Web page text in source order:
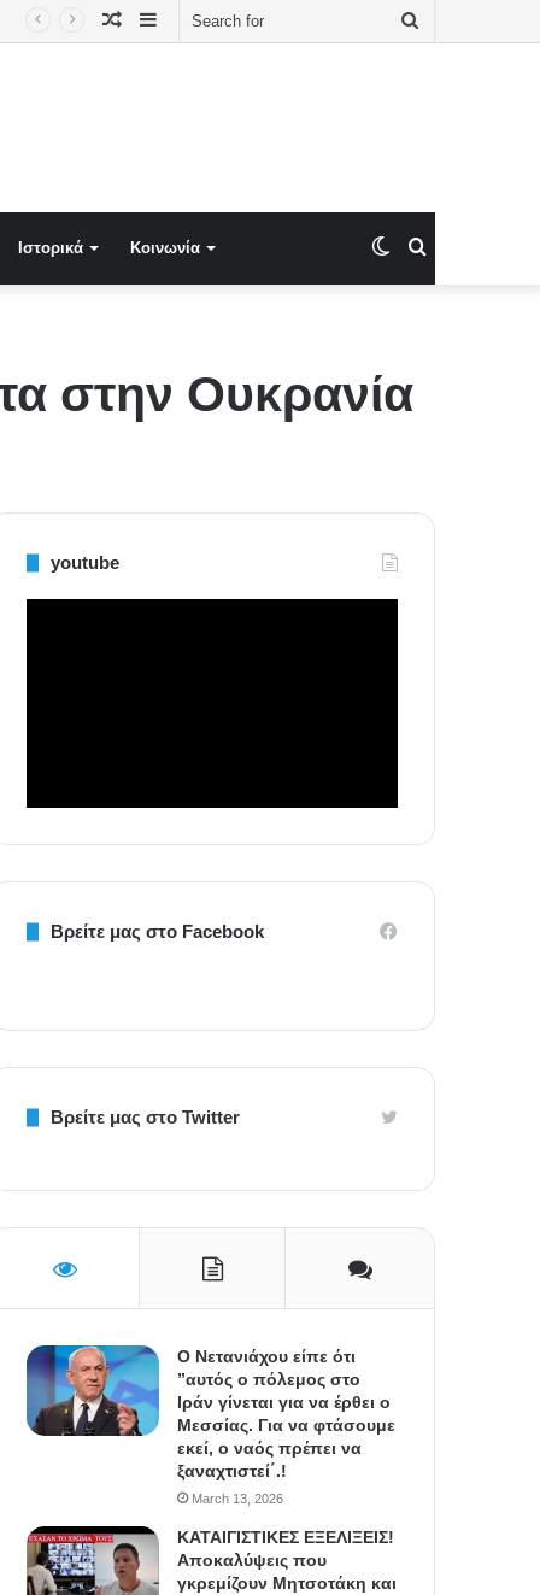
Sidebar
Random
Ιστορικά Κοινωνία Switch
στην Ουκρανία
youtube
Βρείτε μας στο Facebook
Βρείτε μας στο Twitter
Ο Νετανιάχου είπε ότι
”αυτός ο πόλεμος στο
Ιράν γίνεται για να έρθει ο
Μεσσίας. Για να φτάσουμε
εκεί, ο ναός πρέπει να
ξαναχτιστεί΄.!
March 13, 2026
ΚΑΤΑΙΓΙΣΤΙΚΕΣ ΕΞΕΛΙΞΕΙΣ!
Αποκαλύψεις που
γκρεμίζουν Μητσοτάκη και